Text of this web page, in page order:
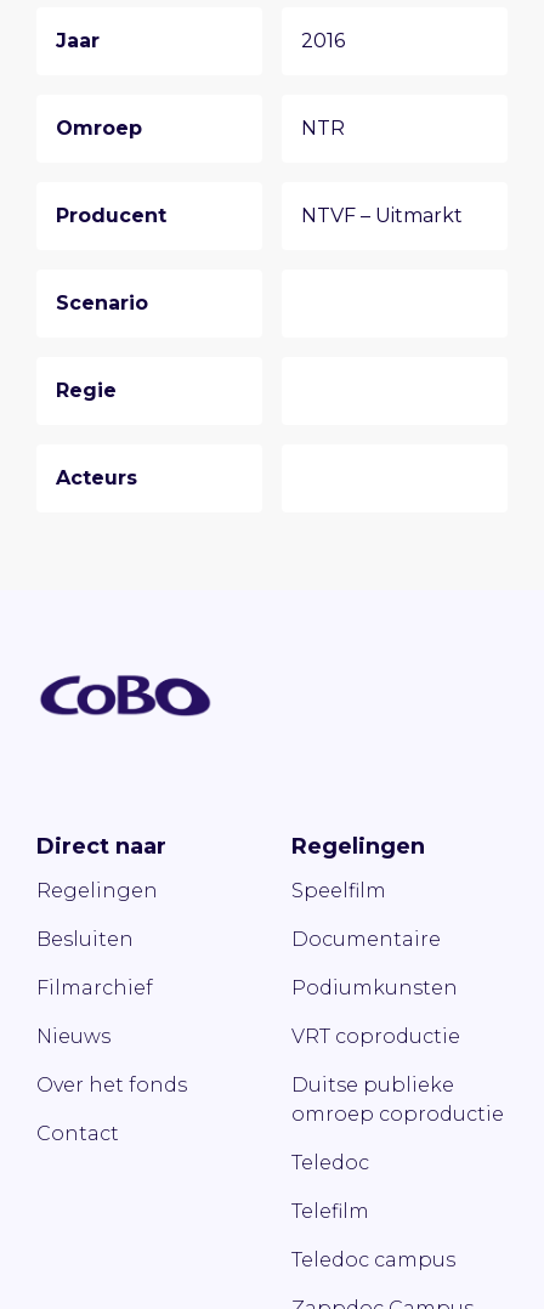
Jaar 2016
Omroep NTR
Producent NTVF – Uitmarkt
Scenario
Regie
Acteurs
Direct naar
Regelingen
Besluiten
Filmarchief
Nieuws
Over het fonds
Contact
Regelingen
Speelfilm
Documentaire
Podiumkunsten
VRT coproductie
Duitse publieke
omroep coproductie
Teledoc
Telefilm
Teledoc campus